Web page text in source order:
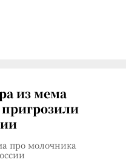
из мема
про молочника